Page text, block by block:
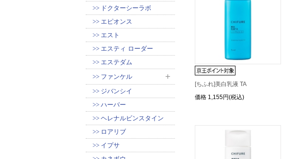
ドクターシーラボ
エピオンス
エスト
エスティ ローダー
エステダム
ファンケル
ジバンシイ
ハーバー
ヘレナルビンスタイン
ロアリブ
イプサ
[ちふれ]美白乳液 TA
価格 1,155円(税込)